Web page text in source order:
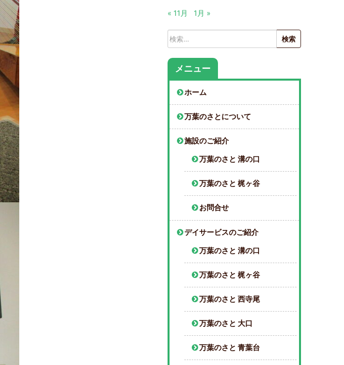
« 11月 1月 »
検
索:
メニュー
ホーム
万葉のさとについて
施設のご紹介
万葉のさと 溝の口
万葉のさと 梶ヶ谷
お問合せ
デイサービスのご紹介
万葉のさと 溝の口
万葉のさと 梶ヶ谷
万葉のさと 西寺尾
万葉のさと 大口
万葉のさと 青葉台